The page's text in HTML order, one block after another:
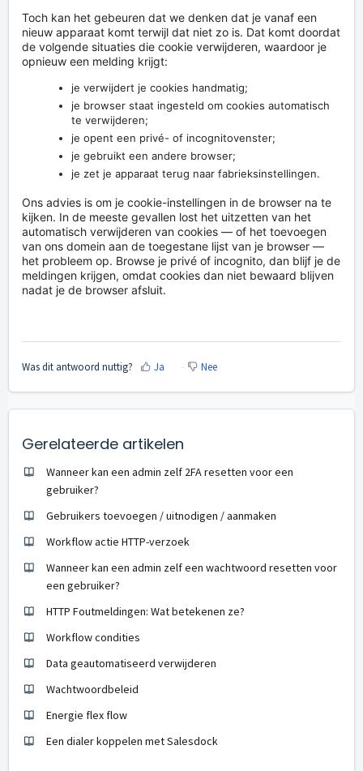
Toch kan het gebeuren dat we denken dat je vanaf een
nieuw apparaat komt terwijl dat niet zo is. Dat komt doordat
de volgende situaties die cookie verwijderen, waardoor je
opnieuw een melding krijgt:
je verwijdert je cookies handmatig;
je browser staat ingesteld om cookies automatisch
te verwijderen;
je opent een privé- of incognitovenster;
je gebruikt een andere browser;
je zet je apparaat terug naar fabrieksinstellingen.
Ons advies is om je cookie-instellingen in de browser na te
kijken. In de meeste gevallen lost het uitzetten van het
automatisch verwijderen van cookies — of het toevoegen
van ons domein aan de toegestane lijst van je browser —
het probleem op. Browse je privé of incognito, dan blijf je de
meldingen krijgen, omdat cookies dan niet bewaard blijven
nadat je de browser afsluit.
Was dit antwoord nuttig? Ja Nee
Gerelateerde artikelen
Wanneer kan een admin zelf 2FA resetten voor een
gebruiker?
Gebruikers toevoegen / uitnodigen / aanmaken
Workflow actie HTTP-verzoek
Wanneer kan een admin zelf een wachtwoord resetten voor
een gebruiker?
HTTP Foutmeldingen: Wat betekenen ze?
Workflow condities
Data geautomatiseerd verwijderen
Wachtwoordbeleid
Energie flex flow
Een dialer koppelen met Salesdock